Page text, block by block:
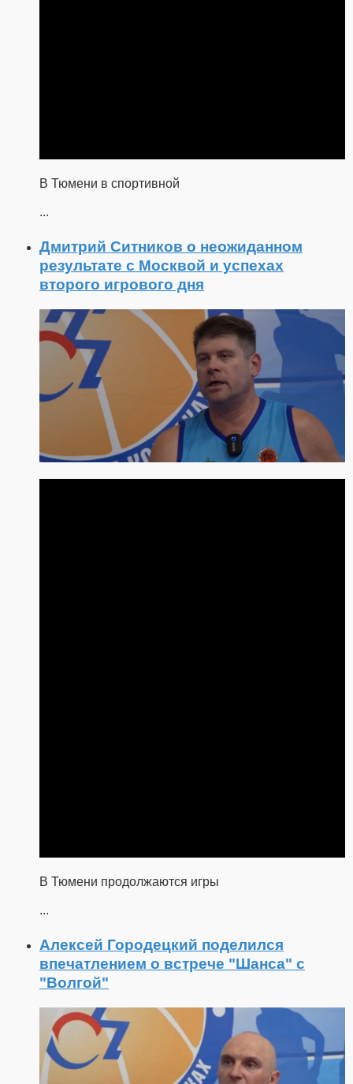
В Тюмени в спортивной
...
Дмитрий Ситников о неожиданном
результате с Москвой и успехах
второго игрового дня
В Тюмени продолжаются игры
...
Алексей Городецкий поделился
впечатлением о встрече "Шанса" с
"Волгой"